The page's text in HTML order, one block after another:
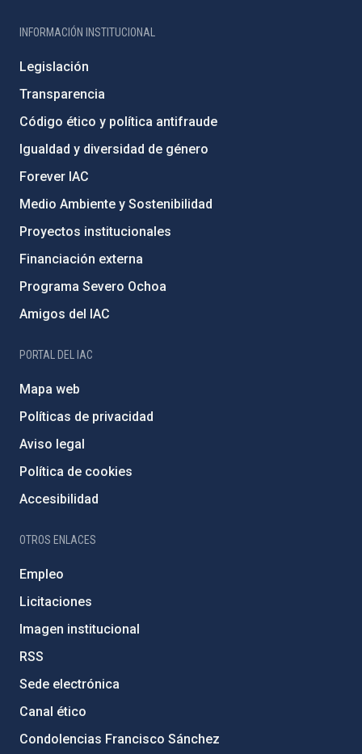
INFORMACIÓN INSTITUCIONAL
Legislación
Transparencia
Código ético y política antifraude
Igualdad y diversidad de género
Forever IAC
Medio Ambiente y Sostenibilidad
Proyectos institucionales
Financiación externa
Programa Severo Ochoa
Amigos del IAC
PORTAL DEL IAC
Mapa web
Políticas de privacidad
Aviso legal
Política de cookies
Accesibilidad
OTROS ENLACES
Empleo
Licitaciones
Imagen institucional
RSS
Sede electrónica
Canal ético
Condolencias Francisco Sánchez